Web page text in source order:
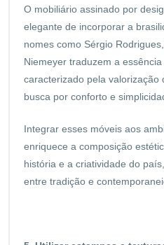
O mobiliário assinado por
elegante de incorporar a
nomes como Sérgio
Niemeyer traduzem a
caracterizado pela valorização
busca por conforto e
Integrar esses móveis aos
enriquece a composição
história e a criatividade do
entre tradição e